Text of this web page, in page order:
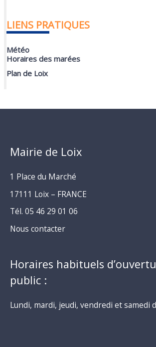
LIENS PRATIQUES
Météo
Horaires des marées
Plan de Loix
Mairie de Loix
1 Place du Marché
17111 Loix – FRANCE
Tél. 05 46 29 01 06
Nous contacter
Horaires habituels
public :
Lundi, mardi, jeudi, vendredi et samedi